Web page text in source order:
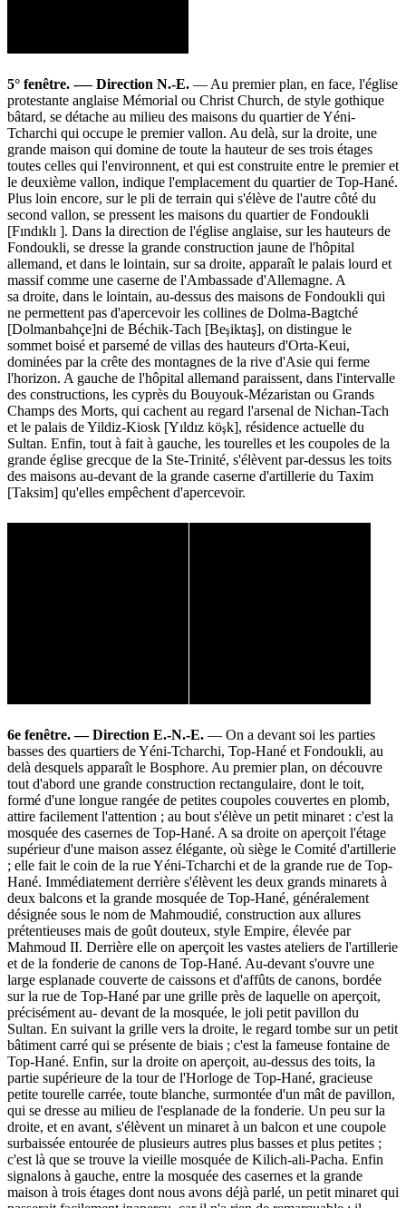
5° fenêtre. -— Direction N.-E. — Au premier plan, en face, l'église
protestante anglaise Mémorial ou Christ Church, de style gothique
bâtard, se détache au milieu des maisons du quartier de Yéni-
Tcharchi qui occupe le premier vallon. Au delà, sur la droite, une
grande maison qui domine de toute la hauteur de ses trois étages
toutes celles qui l'environnent, et qui est construite entre le premier et
le deuxième vallon, indique l'emplacement du quartier de Top-Hané.
Plus loin encore, sur le pli de terrain qui s'élève de l'autre côté du
second vallon, se pressent les maisons du quartier de Fondoukli
[Fındıklı ]. Dans la direction de l'église anglaise, sur les hauteurs de
Fondoukli, se dresse la grande construction jaune de l'hôpital
allemand, et dans le lointain, sur sa droite, apparaît le palais lourd et
massif comme une caserne de l'Ambassade d'Allemagne. A
sa droite, dans le lointain, au-dessus des maisons de Fondoukli qui
ne permettent pas d'apercevoir les collines de Dolma-Bagtché
[Dolmanbahçe]ni de Béchik-Tach [Beşiktaş], on distingue le
sommet boisé et parsemé de villas des hauteurs d'Orta-Keui,
dominées par la crête des montagnes de la rive d'Asie qui ferme
l'horizon. A gauche de l'hôpital allemand paraissent, dans l'intervalle
des constructions, les cyprès du Bouyouk-Mézaristan ou Grands
Champs des Morts, qui cachent au regard l'arsenal de Nichan-Tach
et le palais de Yildiz-Kiosk [Yıldız köşk], résidence actuelle du
Sultan. Enfin, tout à fait à gauche, les tourelles et les coupoles de la
grande église grecque de la Ste-Trinité, s'élèvent par-dessus les toits
des maisons au-devant de la grande caserne d'artillerie du Taxim
[Taksim] qu'elles empêchent d'apercevoir.
6e fenêtre. — Direction E.-N.-E. — On a devant soi les parties
basses des quartiers de Yéni-Tcharchi, Top-Hané et Fondoukli, au
delà desquels apparaît le Bosphore. Au premier plan, on découvre
tout d'abord une grande construction rectangulaire, dont le toit,
formé d'une longue rangée de petites coupoles couvertes en plomb,
attire facilement l'attention ; au bout s'élève un petit minaret : c'est la
mosquée des casernes de Top-Hané. A sa droite on aperçoit l'étage
supérieur d'une maison assez élégante, où siège le Comité d'artillerie
; elle fait le coin de la rue Yéni-Tcharchi et de la grande rue de Top-
Hané. Immédiatement derrière s'élèvent les deux grands minarets à
deux balcons et la grande mosquée de Top-Hané, généralement
désignée sous le nom de Mahmoudié, construction aux allures
prétentieuses mais de goût douteux, style Empire, élevée par
Mahmoud II. Derrière elle on aperçoit les vastes ateliers de l'artillerie
et de la fonderie de canons de Top-Hané. Au-devant s'ouvre une
large esplanade couverte de caissons et d'affûts de canons, bordée
sur la rue de Top-Hané par une grille près de laquelle on aperçoit,
précisément au- devant de la mosquée, le joli petit pavillon du
Sultan. En suivant la grille vers la droite, le regard tombe sur un petit
bâtiment carré qui se présente de biais ; c'est la fameuse fontaine de
Top-Hané. Enfin, sur la droite on aperçoit, au-dessus des toits, la
partie supérieure de la tour de l'Horloge de Top-Hané, gracieuse
petite tourelle carrée, toute blanche, surmontée d'un mât de pavillon,
qui se dresse au milieu de l'esplanade de la fonderie. Un peu sur la
droite, et en avant, s'élèvent un minaret à un balcon et une coupole
surbaissée entourée de plusieurs autres plus basses et plus petites ;
c'est là que se trouve la vieille mosquée de Kilich-ali-Pacha. Enfin
signalons à gauche, entre la mosquée des casernes et la grande
maison à trois étages dont nous avons déjà parlé, un petit minaret qui